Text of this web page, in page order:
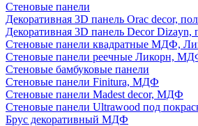
Стеновые панели
Декоративная 3D панель Orac decor,
Декоративная 3D панель Decor Dizayn,
Стеновые панели квадратные МДФ,
Стеновые панели реечные Ликорн,
Стеновые бамбуковые панели
Стеновые панели Finitura, МДФ
Стеновые панели Madest decor, МДФ
Стеновые панели Ultrawood под
Брус декоративный МДФ